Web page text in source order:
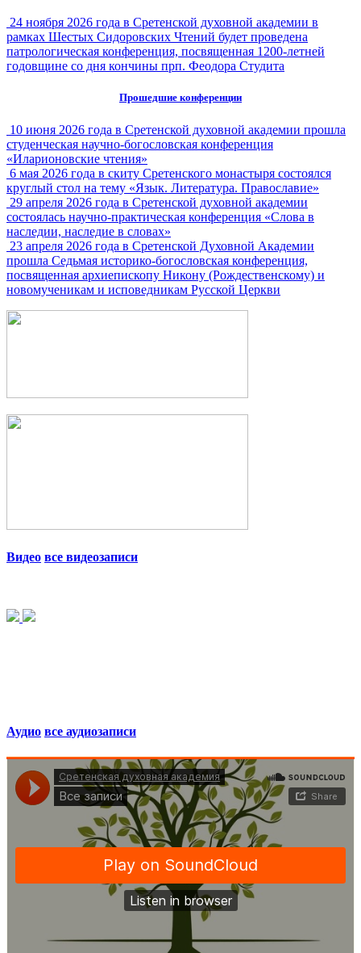
24 ноября 2026 года в Сретенской духовной академии в
рамках Шестых Сидоровских Чтений будет проведена
патрологическая конференция, посвященная 1200-летней
годовщине со дня кончины прп. Феодора Студита
Прошедшие конференции
10 июня 2026 года в Сретенской духовной академии прошла
студенческая научно-богословская конференция
«Иларионовские чтения»
6 мая 2026 года в скиту Сретенского монастыря состоялся
круглый стол на тему «Язык. Литература. Православие»
29 апреля 2026 года в Сретенской духовной академии
состоялась научно-практическая конференция «Слова в
наследии, наследие в словах»
23 апреля 2026 года в Сретенской Духовной Академии
прошла Седьмая историко-богословская конференция,
посвященная архиепископу Никону (Рождественскому) и
новомученикам и исповедникам Русской Церкви
Видео все видеозаписи
Аудио все аудиозаписи